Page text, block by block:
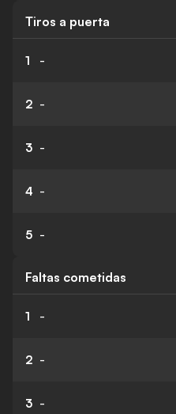
Tiros a puerta
1 -
2 -
3 -
4 -
5 -
Faltas cometidas
1 -
2 -
3 -